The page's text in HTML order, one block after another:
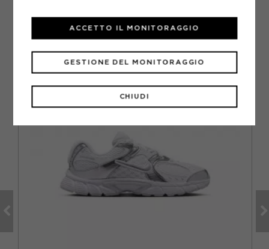
CONSIGLIATI DA NOI
CHIUDI
GESTIONE DEL MONITORAGGIO
ACCETTO IL MONITORAGGIO